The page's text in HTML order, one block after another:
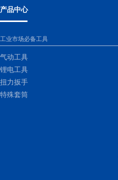
产品中心
工业市场必备工具
气动工具
锂电工具
扭力扳手
特殊套筒